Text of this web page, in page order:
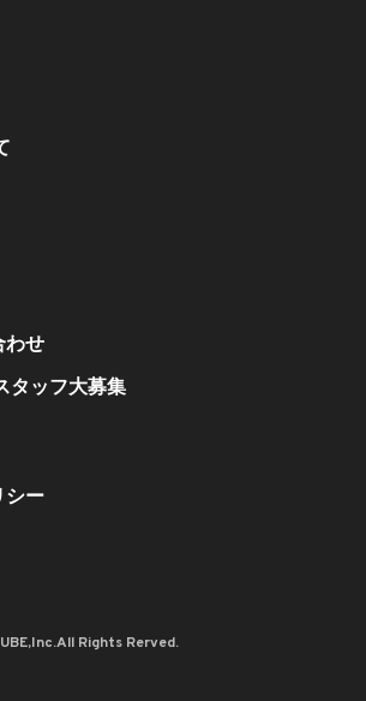
わせ
タッフ大募集
シー
Rights Rerved.